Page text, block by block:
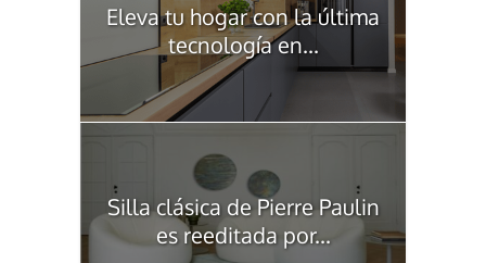
Eleva tu hogar con la última
tecnología en...
Silla clásica de Pierre Paulin
es reeditada por...